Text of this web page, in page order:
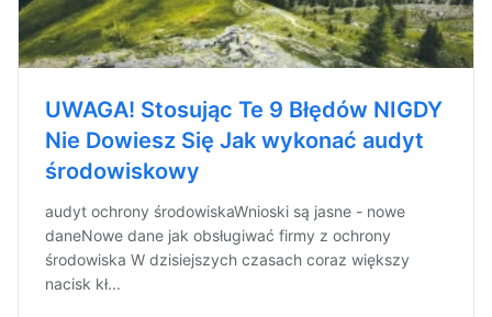
UWAGA! Stosując Te 9 Błędów NIGDY
Nie Dowiesz Się Jak wykonać audyt
środowiskowy
audyt ochrony środowiskaWnioski są jasne - nowe
daneNowe dane jak obsługiwać firmy z ochrony
środowiska W dzisiejszych czasach coraz większy
nacisk kł...